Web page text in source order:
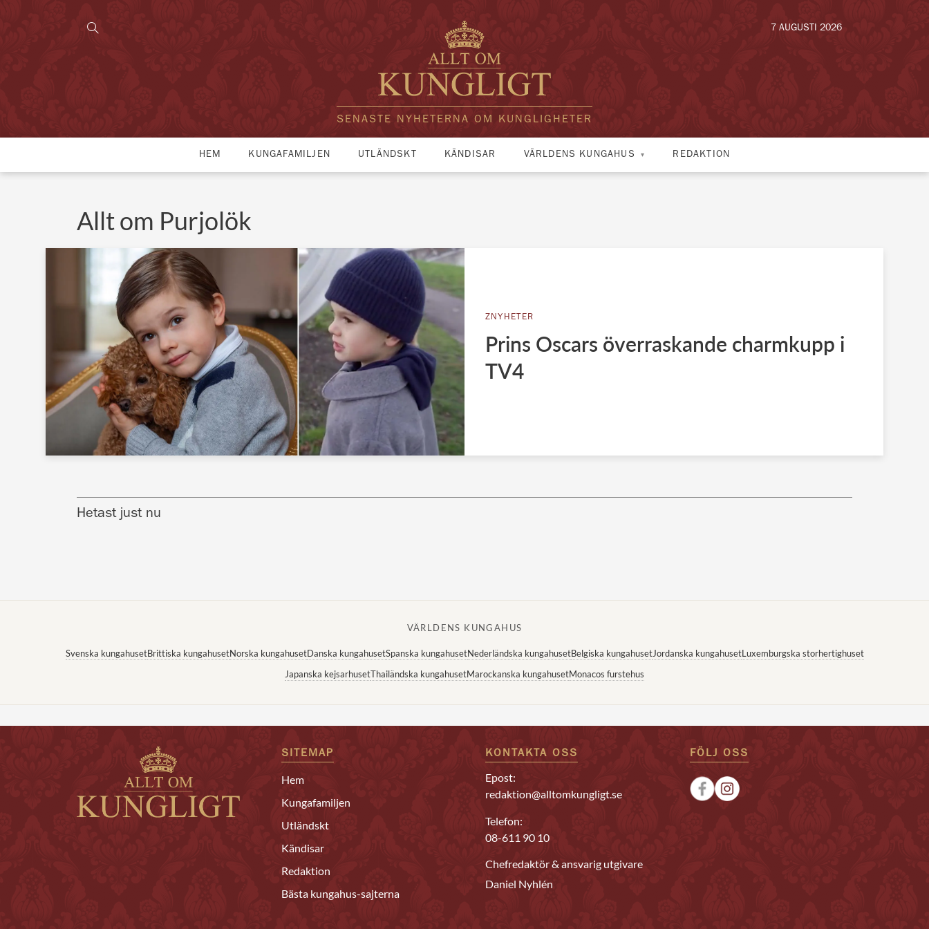
SENASTE NYHETERNA OM KUNGLIGHETER
7 AUGUSTI 2026
HEM KUNGAFAMILJEN UTLÄNDSKT KÄNDISAR VÄRLDENS KUNGAHUS REDAKTION
Allt om Purjolök
ZNYHETER
Prins Oscars överraskande charmkupp i
TV4
Hetast just nu
VÄRLDENS KUNGAHUS
Svenska kungahusetBrittiska kungahusetNorska kungahusetDanska kungahusetSpanska kungahusetNederländska kungahusetBelgiska kungahusetJordanska kungahusetLuxemburgska storhertighuset
Japanska kejsarhusetThailändska kungahusetMarockanska kungahusetMonacos furstehus
SITEMAP
Hem
Kungafamiljen
Utländskt
Kändisar
Redaktion
Bästa kungahus-sajterna
KONTAKTA OSS
Epost:
redaktion@alltomkungligt.se
Telefon:
08-611 90 10
Chefredaktör & ansvarig utgivare
Daniel Nyhlén
FÖLJ OSS